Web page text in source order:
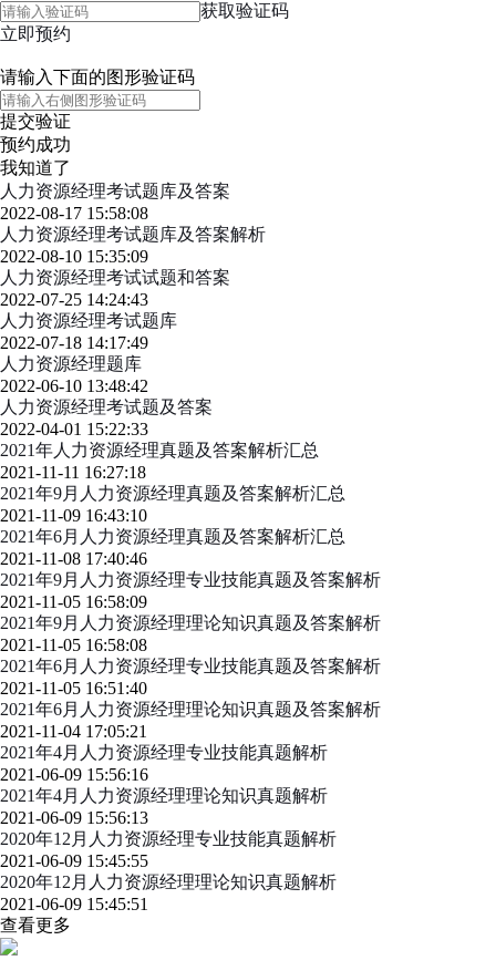
获取验证码
立即预约
请输入下面的图形验证码
提交验证
预约成功
我知道了
人力资源经理考试题库及答案
2022-08-17 15:58:08
人力资源经理考试题库及答案解析
2022-08-10 15:35:09
人力资源经理考试试题和答案
2022-07-25 14:24:43
人力资源经理考试题库
2022-07-18 14:17:49
人力资源经理题库
2022-06-10 13:48:42
人力资源经理考试题及答案
2022-04-01 15:22:33
2021年人力资源经理真题及答案解析汇总
2021-11-11 16:27:18
2021年9月人力资源经理真题及答案解析汇总
2021-11-09 16:43:10
2021年6月人力资源经理真题及答案解析汇总
2021-11-08 17:40:46
2021年9月人力资源经理专业技能真题及答案解析
2021-11-05 16:58:09
2021年9月人力资源经理理论知识真题及答案解析
2021-11-05 16:58:08
2021年6月人力资源经理专业技能真题及答案解析
2021-11-05 16:51:40
2021年6月人力资源经理理论知识真题及答案解析
2021-11-04 17:05:21
2021年4月人力资源经理专业技能真题解析
2021-06-09 15:56:16
2021年4月人力资源经理理论知识真题解析
2021-06-09 15:56:13
2020年12月人力资源经理专业技能真题解析
2021-06-09 15:45:55
2020年12月人力资源经理理论知识真题解析
2021-06-09 15:45:51
查看更多